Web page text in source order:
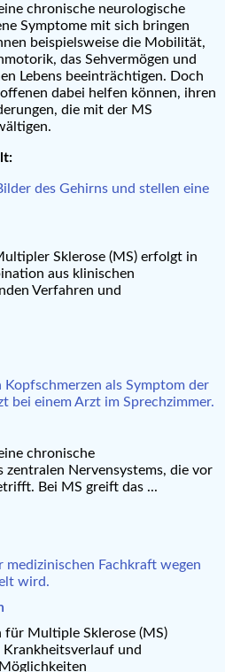
chronische neurologische
Symptome mit sich bringen
beispielsweise die Mobilität,
das Sehvermögen und
Lebens beeinträchtigen. Doch
dabei helfen können, ihren
die mit der MS
Sklerose (MS) erfolgt in
aus klinischen
Verfahren und
chronische
Nervensystems, die vor
Bei MS greift das ...
für Multiple Sklerose (MS)
und